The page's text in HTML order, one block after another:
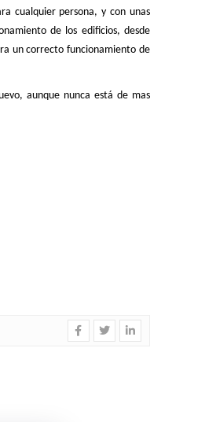
cualquier persona, y con unas
de los edificios, desde
un correcto funcionamiento de
aunque nunca está de mas